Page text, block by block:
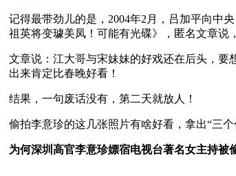
记得最带劲儿的是，2004年2月，吕加平向中
祖英将变璩美凤！可能有光碟》，匿名文章说
文章说：江大哥与宋妹妹的好戏还在后头，
出来肯定比春晚好看！
结果，一句废话没有，第二天就放人！
偷拍李意珍的这几张照片有啥好看，拿出“三
为何深圳高官李意珍嫖宿电视台著名女主持被